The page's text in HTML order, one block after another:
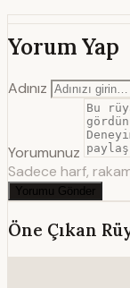
Yorum Yap
Adınız
Yorumunuz
Sadece harf,
Yorumu Gönder
Öne Çıkan